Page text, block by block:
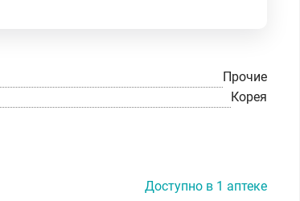
Прочие
Корея
Доступно в 1 аптеке